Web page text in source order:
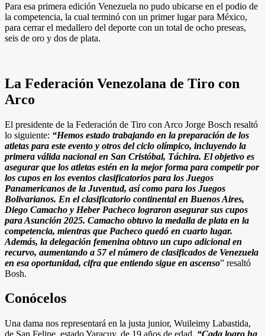
Para esa primera edición Venezuela no pudo ubicarse en el podio de
la competencia, la cual terminó con un primer lugar para México,
para cerrar el medallero del deporte con un total de ocho preseas,
seis de oro y dos de plata.
La Federación Venezolana de Tiro con
Arco
El presidente de la Federación de Tiro con Arco Jorge Bosch resaltó
lo siguiente: “Hemos estado trabajando en la preparación de los
atletas para este evento y otros del ciclo olímpico, incluyendo la
primera válida nacional en San Cristóbal, Táchira. El objetivo es
asegurar que los atletas estén en la mejor forma para competir por
los cupos en los eventos clasificatorios para los Juegos
Panamericanos de la Juventud, así como para los Juegos
Bolivarianos. En el clasificatorio continental en Buenos Aires,
Diego Camacho y Heber Pacheco lograron asegurar sus cupos
para Asunción 2025. Camacho obtuvo la medalla de plata en la
competencia, mientras que Pacheco quedó en cuarto lugar.
Además, la delegación femenina obtuvo un cupo adicional en
recurvo, aumentando a 57 el número de clasificados de Venezuela
en esa oportunidad, cifra que entiendo sigue en ascenso” resaltó
Bosh.
Conócelos
Una dama nos representará en la justa junior, Wuileimy Labastida,